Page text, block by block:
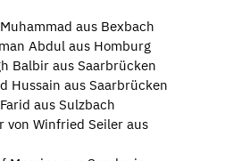
aus Bexbach
Abdul aus Homburg
Balbir aus Saarbrücken
Hussain aus Saarbrücken
aus Sulzbach
von Winfried Seiler aus